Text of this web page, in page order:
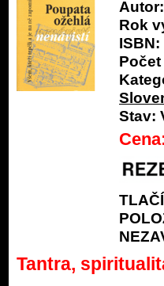
Autor:
Rok
ISBN:
Stav:
Tantra,